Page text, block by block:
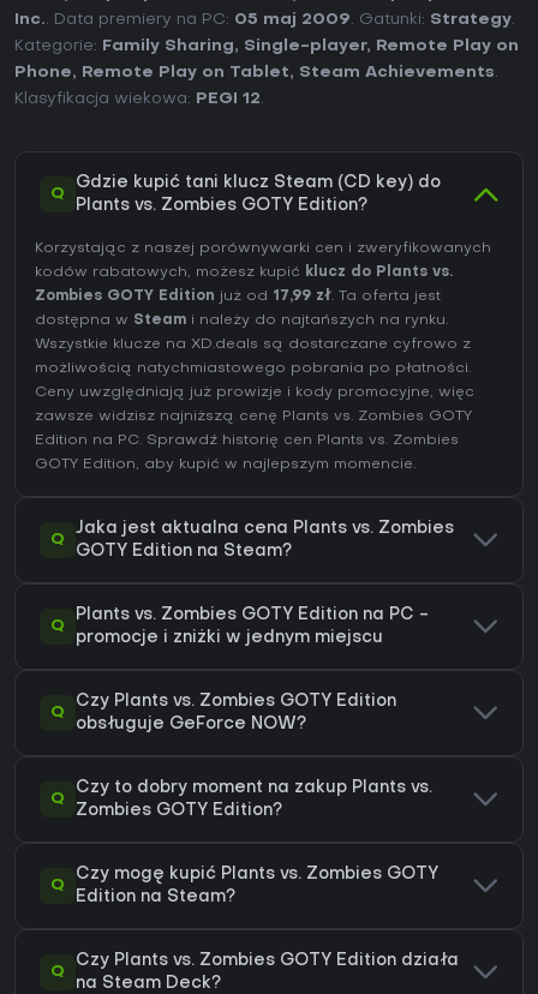
Inc.. Data premiery na PC: 05 maj 2009. Gatunki: Strategy.
Kategorie:
Family Sharing, Single-player,
Remote Play on
Phone, Remote Play on Tablet, Steam Achievements.
Klasyfikacja wiekowa:
PEGI 12.
Q
Gdzie kupić tani klucz Steam (CD key) do
Plants vs. Zombies GOTY Edition?
Korzystając z naszej porównywarki cen i zweryfikowanych
kodów rabatowych, możesz kupić klucz do Plants vs.
Zombies GOTY Edition już od 17,99 zł. Ta oferta jest
dostępna w Steam i należy do najtańszych na rynku.
Wszystkie klucze na XD.deals są dostarczane cyfrowo z
możliwością natychmiastowego pobrania po płatności.
Ceny uwzględniają już prowizje i kody promocyjne, więc
zawsze widzisz najniższą cenę Plants vs. Zombies GOTY
Edition na PC. Sprawdź historię cen Plants vs. Zombies
GOTY Edition, aby kupić w najlepszym momencie.
Q
Jaka jest aktualna cena Plants vs. Zombies
GOTY Edition na Steam?
Q
Plants vs. Zombies GOTY Edition na PC -
promocje i zniżki w jednym miejscu
Q
Czy Plants vs. Zombies GOTY Edition
obsługuje GeForce NOW?
Q
Czy to dobry moment na zakup Plants vs.
Zombies GOTY Edition?
Q
Czy mogę kupić Plants vs. Zombies GOTY
Edition na Steam?
Q
Czy Plants vs. Zombies GOTY Edition działa
na Steam Deck?